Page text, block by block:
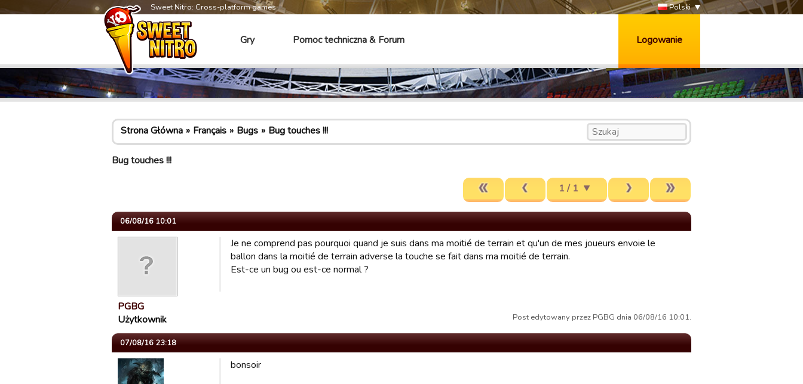
Sweet Nitro: Cross-platform games Polski
Gry Pomoc techniczna & Forum Logowanie
Strona Główna Français Bugs Bug touches !!!
Bug touches !!!
1 / 1
06/08/16 10:01
PGBG
Użytkownik
Je ne comprend pas pourquoi quand je suis dans ma moitié de terrain et qu'un de mes joueurs envoie le
ballon dans la moitié de terrain adverse la touche se fait dans ma moitié de terrain.
Est-ce un bug ou est-ce normal ?
Post edytowany przez PGBG dnia 06/08/16 10:01.
07/08/16 23:18
bonsoir